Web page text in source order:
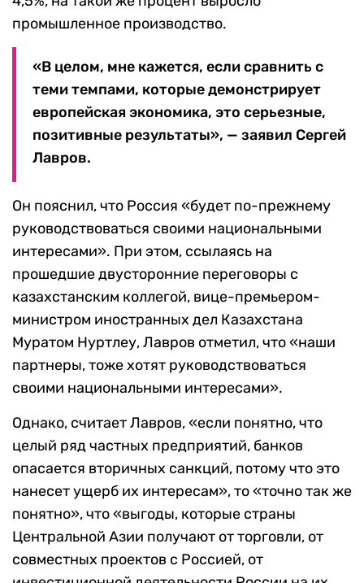
промышленное производство.
«В целом, мне кажется, если сравнить с
теми темпами, которые демонстрирует
европейская экономика, это серьезные,
позитивные результаты», — заявил Сергей
Лавров.
Он пояснил, что Россия «будет по-прежнему
руководствоваться своими национальными
интересами». При этом, ссылаясь на
прошедшие двусторонние переговоры с
казахстанским коллегой, вице-премьером-
министром иностранных дел Казахстана
Муратом Нуртлеу, Лавров отметил, что «наши
партнеры, тоже хотят руководствоваться
своими национальными интересами».
Однако, считает Лавров, «если понятно, что
целый ряд частных предприятий, банков
опасается вторичных санкций, потому что это
нанесет ущерб их интересам», то «точно так же
понятно», что «выгоды, которые страны
Центральной Азии получают от торговли, от
совместных проектов с Россией, от